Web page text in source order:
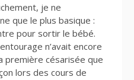
je ne
que le plus basique :
pour sortir le bébé.
n’avait encore
première césarisée que
lors des cours de